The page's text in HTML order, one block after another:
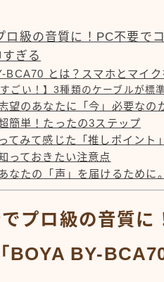
ロ級の音質に！PC不要で
ぎる
BCA70 とは？スマホとマイ
すごい！】3種類のケーブルが標
望のあなたに「今」必要なの
簡単！たったの3ステップ
てみて感じた「推しポイント」
っておきたい注意点
なたの「声」を届けるために。
プロ級の音質に
BOYA BY-